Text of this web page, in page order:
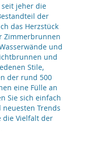
jeher die
der
das Herzstück
Zimmerbrunnen
und
und
Stile,
der rund 500
eine Fülle an
Sie sich einfach
Trends
die Vielfalt der